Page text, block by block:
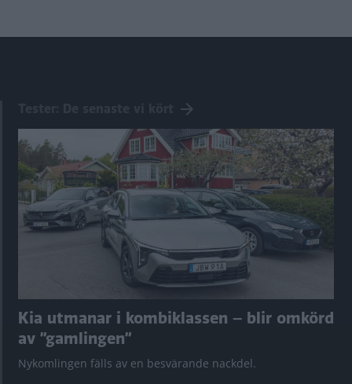
Kia utmanar i kombiklassen – blir omkörd
av ”gamlingen”
Nykomlingen fälls av en besvärande nackdel.